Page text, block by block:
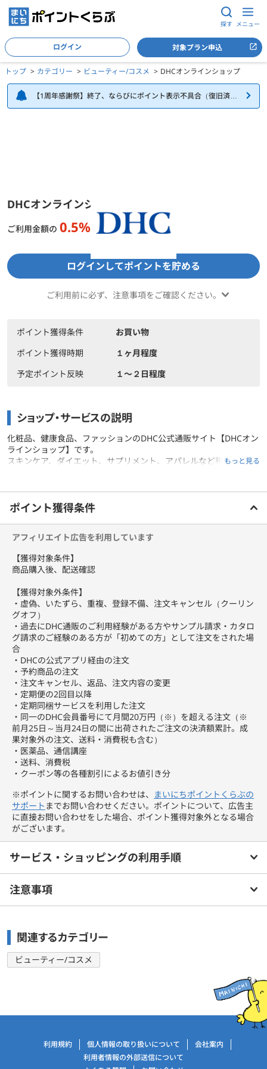
探す メニュー
ログイン 対象プラン申込
トップ カテゴリー ビューティー/コスメ DHCオンラインショップ
【1周年感謝祭】終了、ならびにポイント表示不具合（復旧済
DHCオンラインショップ
ご利用金額の 0.5% 還元
ログインしてポイントを貯める
ご利用前に必ず、注意事項をご確認ください。
ポイント獲得条件
お買い物
ポイント獲得時期
１ヶ月程度
予定ポイント反映
１〜２日程度
ショップ・サービスの説明
化粧品、健康食品、ファッションのDHC公式通販サイト【DHCオン
ラインショップ】です。
スキンケア、ダイエット、サプリメント、アパレルなど税込3,780
もっと見る
ご利用前に必ずお読みください
ポイント獲得条件
アフィリエイト広告を利用しています
【獲得対象条件】
商品購入後、配送確認
【獲得対象外条件】
・虚偽、いたずら、重複、登録不備、注文キャンセル（クーリン
グオフ）
・過去にDHC通販のご利用経験がある方やサンプル請求・カタロ
グ請求のご経験のある方が「初めての方」として注文をされた場
合
・DHCの公式アプリ経由の注文
・予約商品の注文
・注文キャンセル、返品、注文内容の変更
・定期便の2回目以降
・定期同梱サービスを利用した注文
・同一のDHC会員番号にて月間20万円（※）を超える注文（※
前月25日～当月24日の間に出荷されたご注文の決済額累計。成
果対象外の注文、送料・消費税も含む）
・医薬品、通信講座
・送料、消費税
・クーポン等の各種割引によるお値引き分
※ポイントに関するお問い合わせは、
まいにちポイントくらぶの
サポート までお問い合わせください。ポイントについて、広告主
に直接お問い合わせをした場合、ポイント獲得対象外となる場合
がございます。
サービス・ショッピングの利用手順
注意事項
関連するカテゴリー
ビューティー/コスメ
運営会社情報利用規約 個人情報の取り扱いについて
会社案内
利用者情報の外部送信について